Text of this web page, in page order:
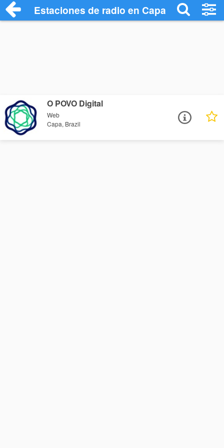
Estaciones de radio en Capa - Escuchar
O POVO Digital
Web
Capa, Brazil